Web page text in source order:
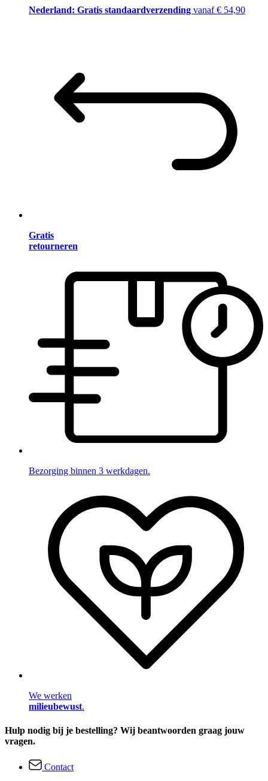
Nederland: Gratis standaardverzending vanaf € 54,90
Gratis
retourneren
Bezorging binnen 3 werkdagen.
We werken
milieubewust.
Hulp nodig bij je bestelling? Wij beantwoorden graag jouw
vragen.
Contact